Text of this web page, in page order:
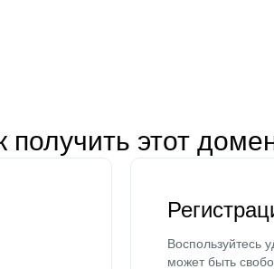
получить этот
может быть